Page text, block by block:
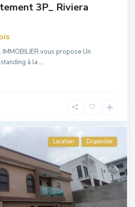
3P_ Riviera
IMMOBILIER vous propose Un
à la ...
Location Disponible